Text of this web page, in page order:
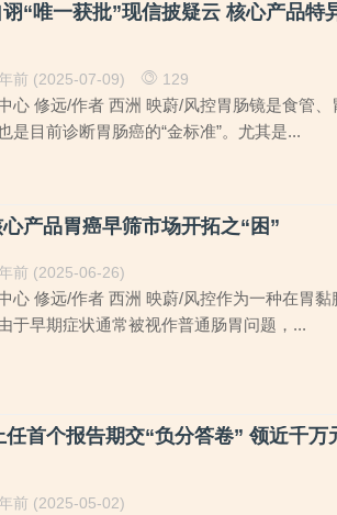
“唯一获批”现信披疑云 核心产品特
前 (2025-07-09) 129
心 修远/作者 西洲 映蔚/风控胃肠镜是食管、
是目前诊断胃肠癌的“金标准”。尤其是...
产品胃癌早筛市场开拓之“困”
前 (2025-06-26)
心 修远/作者 西洲 映蔚/风控作为一种在胃
于早期症状通常被视作普通肠胃问题，...
首个报告期交“负分答卷” 领近千万
前 (2025-05-02)